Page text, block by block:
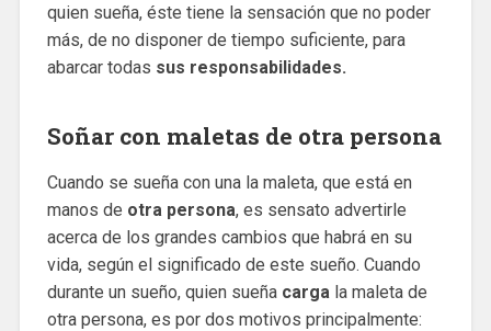
quien sueña, éste tiene la sensación que no poder
más, de no disponer de tiempo suficiente, para
abarcar todas sus responsabilidades.
Soñar con maletas de otra persona
Cuando se sueña con una la maleta, que está en
manos de otra persona, es sensato advertirle
acerca de los grandes cambios que habrá en su
vida, según el significado de este sueño. Cuando
durante un sueño, quien sueña carga la maleta de
otra persona, es por dos motivos principalmente: